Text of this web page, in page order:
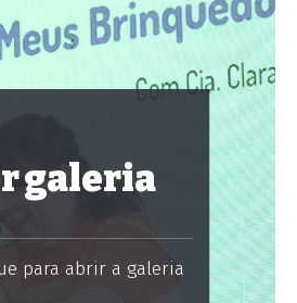
galeria
para abrir a galeria